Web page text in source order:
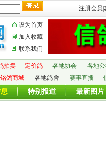
注册会员
设为首页
加入收藏
联系我们
拍卖 定价鸽 各地协会
各地
铭鸽商城 各地鸽舍 赛事直播
特别报道 最新图片